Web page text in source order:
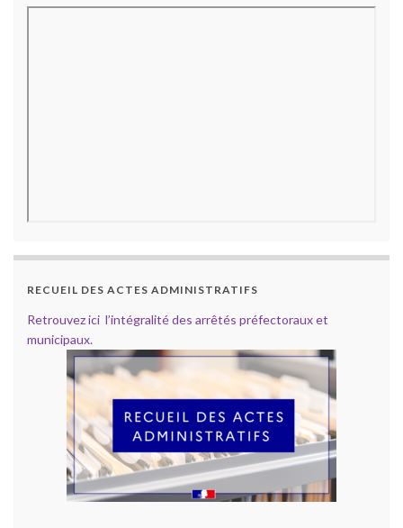
RECUEIL DES ACTES ADMINISTRATIFS
Retrouvez ici l’intégralité des arrêtés préfectoraux et
municipaux.